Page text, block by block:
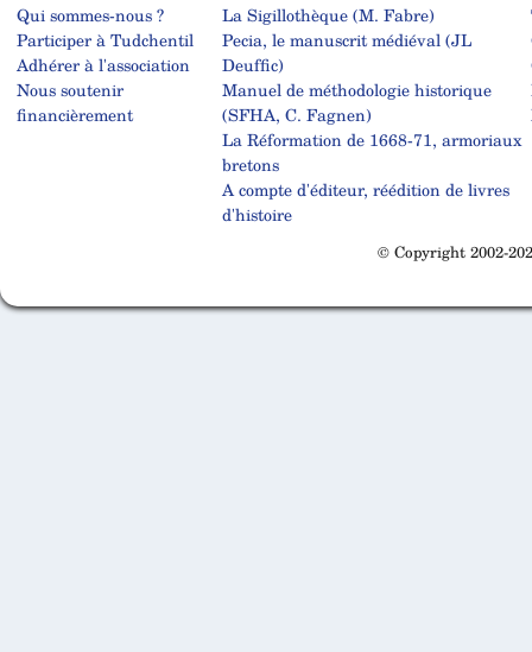
Qui sommes-nous ?
Participer à Tudchentil
Adhérer à l'association
Nous soutenir
financièrement
La Sigillothèque (M. Fabre)
Pecia, le manuscrit médiéval (JL
Deuffic)
Manuel de méthodologie historique
(SFHA, C. Fagnen)
La Réformation de 1668-71, armoriaux
bretons
A compte d'éditeur, réédition de livres
d'histoire
© Copyright 2002-